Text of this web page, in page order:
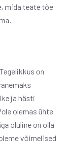
mida teate tõe
on
ja hästi
olemas ühte
oluline on olla
võimelised